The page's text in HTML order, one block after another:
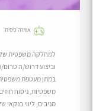
אווירה כיפית
למחלקה משפטית של
וביצוע דרוש/ה
במתן מעטפת
משפטיות, ניסוח
מניבים, ליווי